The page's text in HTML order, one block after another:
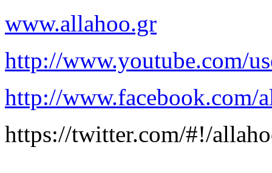
www.allahoo.gr
http://www.youtube.com/
http://www.facebook.com/
https://twitter.com/#!/